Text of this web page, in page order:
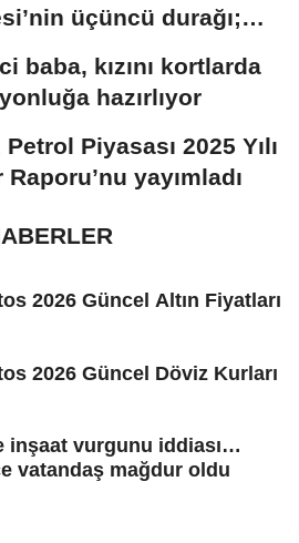
üçüncü durağı;
baba, kızını kortlarda
hazırlıyor
Petrol Piyasası 2025 Yılı
yayımladı
2026 Güncel Altın Fiyatları
2026 Güncel Döviz Kurları
inşaat vurgunu iddiası…
vatandaş mağdur oldu